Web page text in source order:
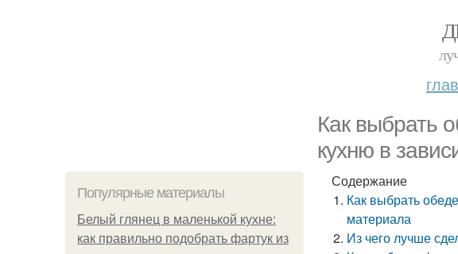
Как выбрать
кухню в
Популярные материалы
Белый глянец в маленькой кухне:
как правильно подобрать фартук из
Содержание
Как выбрать
материала
Из чего лучше